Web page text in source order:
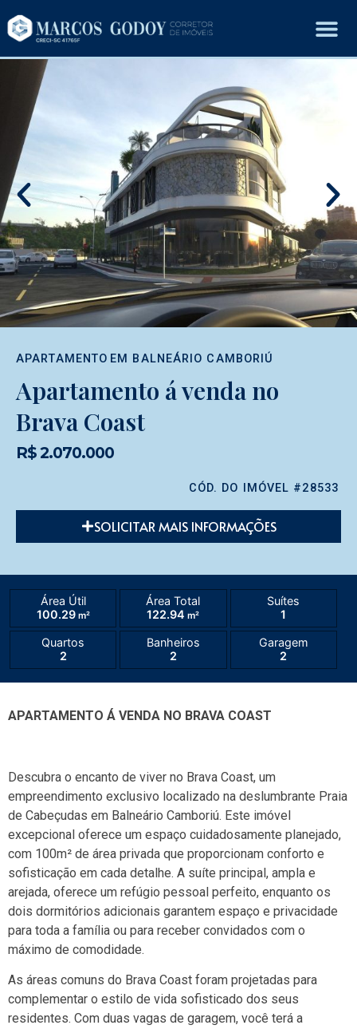
APARTAMENTO EM BALNEÁRIO CAMBORIÚ
Apartamento á venda no
Brava Coast
R$ 2.070.000
CÓD. DO IMÓVEL #28533
SOLICITAR MAIS INFORMAÇÕES
Área Útil
100.29m²
Área Total
122.94 m²
Suítes
1
Quartos
2
Banheiros
2
Garagem
2
APARTAMENTO Á VENDA NO BRAVA COAST
Descubra o encanto de viver no Brava Coast, um
empreendimento exclusivo localizado na deslumbrante Praia
de Cabeçudas em Balneário Camboriú. Este imóvel
excepcional oferece um espaço cuidadosamente planejado,
com 100m² de área privada que proporcionam conforto e
sofisticação em cada detalhe. A suíte principal, ampla e
arejada, oferece um refúgio pessoal perfeito, enquanto os
dois dormitórios adicionais garantem espaço e privacidade
para toda a família ou para receber convidados com o
máximo de comodidade.
As áreas comuns do Brava Coast foram projetadas para
complementar o estilo de vida sofisticado dos seus
residentes. Com duas vagas de garagem, você terá a